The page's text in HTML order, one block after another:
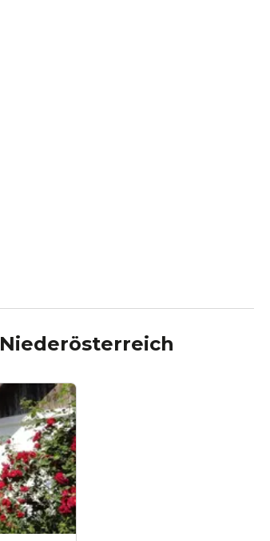
Niederösterreich